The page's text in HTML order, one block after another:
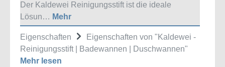
Der Kaldewei Reinigungsstift ist die ideale
Lösun… Mehr
Eigenschaften
Eigenschaften von "Kaldewei -
Reinigungsstift | Badewannen | Duschwannen"
Mehr lesen